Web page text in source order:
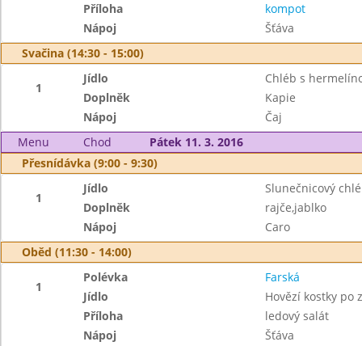
Příloha
kompot
Nápoj
Šťáva
Svačina (14:30 - 15:00)
1
Jídlo
Chléb s
Doplněk
Kapie
Nápoj
Čaj
Menu
Chod
Pátek 11. 3. 2016
Přesnídávka (9:00 - 9:30)
1
Jídlo
Slunečnicový
Doplněk
rajče,jablko
Nápoj
Caro
Oběd (11:30 - 14:00)
1
Polévka
Farská
Jídlo
Hovězí kostky po
Příloha
ledový salát
Nápoj
Šťáva